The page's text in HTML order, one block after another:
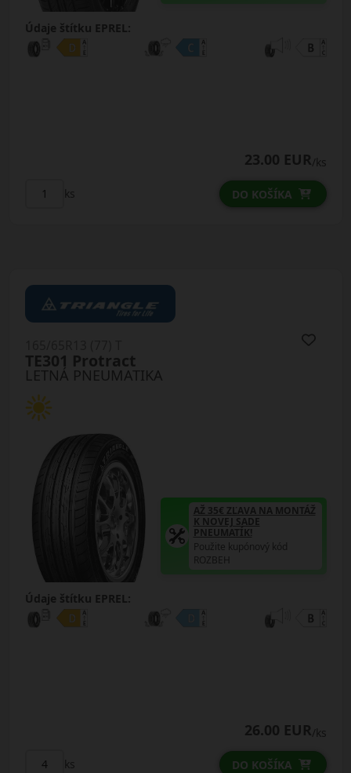
Údaje štítku EPREL:
23.00 EUR/ks
ks DO KOŠÍKA
LETNÁ PNEUMATIKA
TE301 Protract
AŽ 35€ ZĽAVA NA MONTÁŽ
K NOVEJ SADE
PNEUMATÍK!
Použite kupónový kód
ROZBEH
Údaje štítku EPREL:
26.00 EUR/ks
ks DO KOŠÍKA